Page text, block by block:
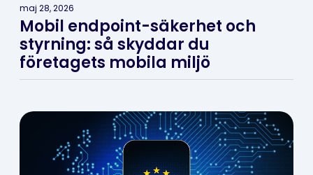
maj 28, 2026
Mobil endpoint-säkerhet och
styrning: så skyddar du
företagets mobila miljö